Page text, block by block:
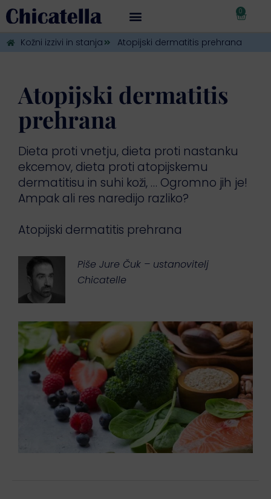
0
Kožni izzivi in stanja Atopijski dermatitis prehrana
Atopijski dermatitis
prehrana
Dieta proti vnetju, dieta proti nastanku
ekcemov, dieta proti atopijskemu
dermatitisu in suhi koži, … Ogromno jih je!
Ampak ali res naredijo razliko?
Atopijski dermatitis prehrana
Piše Jure Čuk – ustanovitelj
Chicatelle